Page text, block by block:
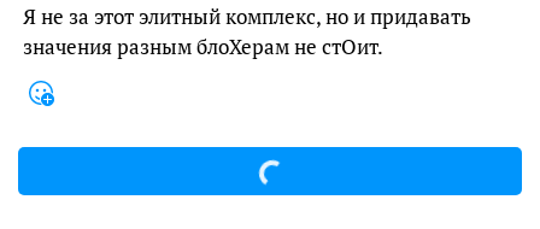
Я не за этот элитный комплекс, но и придавать
значения разным блоХерам не стОит.